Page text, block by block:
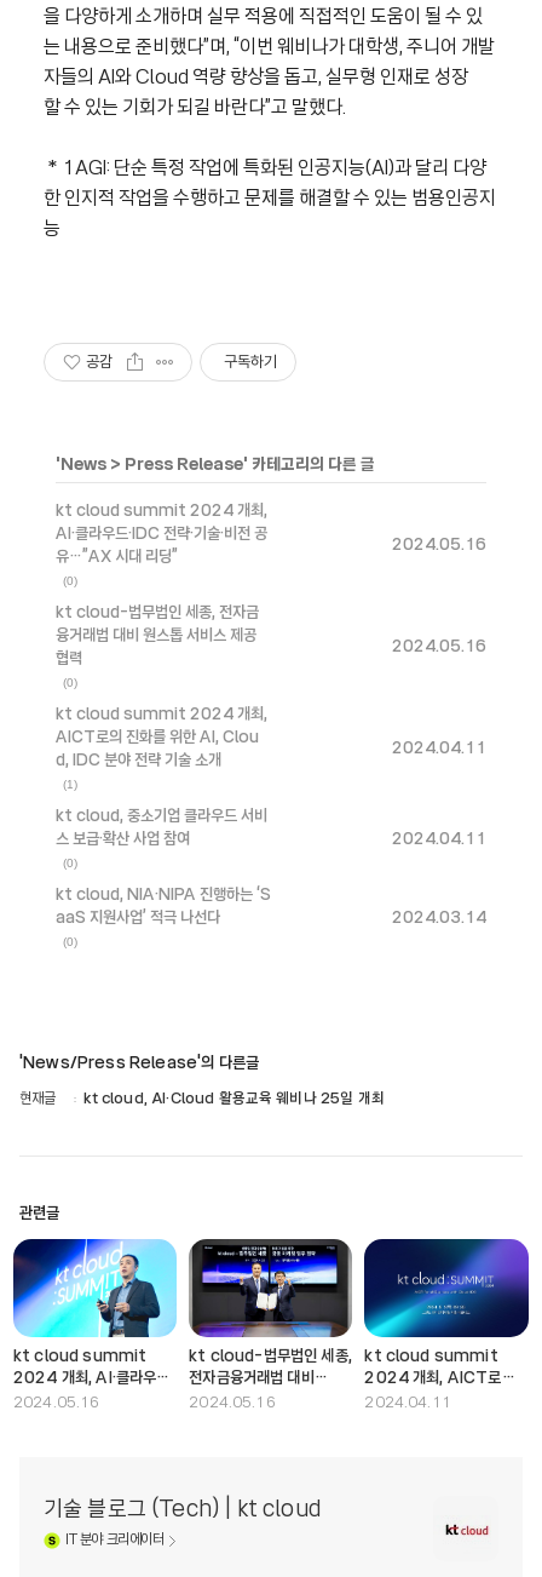
을 다양하게 소개하며 실무 적용에 직접적인 도움이 될 수 있
는 내용으로 준비했다”며, “이번 웨비나가 대학생, 주니어 개발
자들의 AI와 Cloud 역량 향상을 돕고, 실무형 인재로 성장
할 수 있는 기회가 되길 바란다”고 말했다.
* 1AGI: 단순 특정 작업에 특화된 인공지능(AI)과 달리 다양
한 인지적 작업을 수행하고 문제를 해결할 수 있는 범용인공지
능
공감 구독하기
' News > Press Release' 카테고리의 다른 글
kt cloud summit 2024 개최,
AI·클라우드·IDC 전략·기술·비전 공
유…”AX 시대 리딩”
(0)
2024.05.16
kt cloud-법무법인 세종, 전자금
융거래법 대비 원스톱 서비스 제공
협력
(0)
2024.05.16
kt cloud summit 2024 개최,
AICT로의 진화를 위한 AI, Clou
d, IDC 분야 전략 기술 소개
(1)
2024.04.11
kt cloud, 중소기업 클라우드 서비
스 보급·확산 사업 참여
(0)
2024.04.11
kt cloud, NIA·NIPA 진행하는 ‘S
aaS 지원사업’ 적극 나선다
(0)
2024.03.14
'News/Press Release'의 다른글
현재글
kt cloud, AI·Cloud 활용교육 웨비나 25일 개최
관련글
kt cloud summit
2024 개최, AI·클라우드
·IDC 전략·기술·비전
2024.05.16
kt cloud-법무법인 세종,
전자금융거래법 대비
원스톱 서비스 제공 협력
2024.05.16
kt cloud summit
2024 개최, AICT로의
진화를 위한 AI, Cloud,
2024.04.11
기술 블로그 (Tech) | kt cloud
IT분야 크리에이터